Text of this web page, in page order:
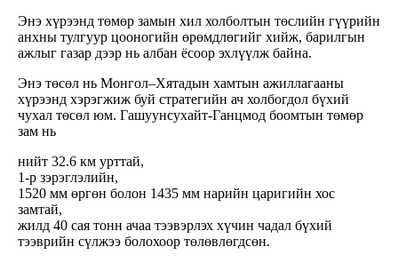
Энэ хүрээнд төмөр замын хил холболтын төслийн гүүрийн
анхны тулгуур цооногийн өрөмдлөгийг хийж, барилгын
ажлыг газар дээр нь албан ёсоор эхлүүлж байна.
Энэ төсөл нь Монгол–Хятадын хамтын ажиллагааны
хүрээнд хэрэгжиж буй стратегийн ач холбогдол бүхий
чухал төсөл юм. Гашуунсухайт-Ганцмод боомтын төмөр
зам нь
нийт 32.6 км урттай,
1-р зэрэглэлийн,
1520 мм өргөн болон 1435 мм нарийн царигийн хос
замтай,
жилд 40 сая тонн ачаа тээвэрлэх хүчин чадал бүхий
тээврийн сүлжээ болохоор төлөвлөгдсөн.